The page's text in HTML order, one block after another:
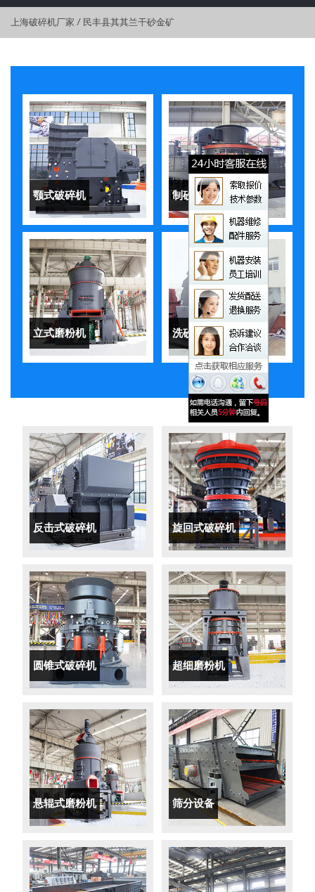
上海破碎机厂家 / 民丰县其其兰干砂金矿
颚式破碎机 制砂机
立式磨粉机 洗砂机
反击式破碎机 旋回式破碎机
圆锥式破碎机 超细磨粉机
悬辊式磨粉机 筛分设备